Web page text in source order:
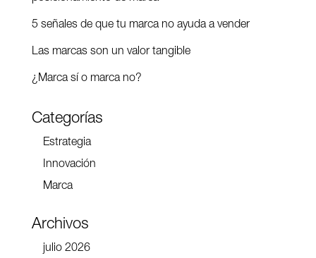
5 señales de que tu marca no ayuda a vender
Las marcas son un valor tangible
¿Marca sí o marca no?
Categorías
Estrategia
Innovación
Marca
Archivos
julio 2026